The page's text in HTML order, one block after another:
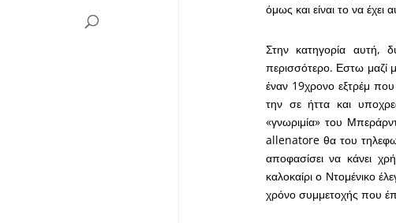
όμως και είναι το να έχει
Στην κατηγορία αυτή,
περισσότερο. Εστω μαζί
έναν 19χρονο εξτρέμ που
την σε ήττα και
«γνωριμία» του
allenatore θα του
αποφασίσει να κάνει
καλοκαίρι ο Ντομένικο
χρόνο συμμετοχής που